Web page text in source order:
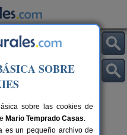
Villavieja del
SOBRE
sobre las cookies de
Mario Temprado Casas.
es un pequeño archivo de